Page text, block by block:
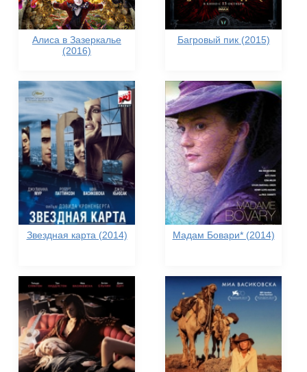
Алиса в Зазеркалье
(2016)
Багровый пик (2015)
Звездная карта (2014) Мадам Бовари* (2014)